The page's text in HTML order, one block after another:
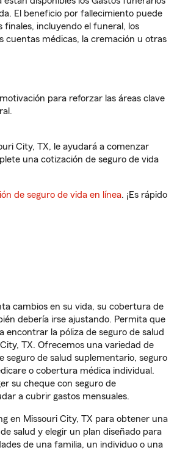
El beneficio por fallecimiento puede
finales, incluyendo el funeral, los
cuentas médicas, la cremación u otras
para reforzar las áreas clave
City, TX, le ayudará a comenzar
una cotización de seguro de vida
de seguro de vida en línea. ¡Es rápido
cambios en su vida, su cobertura de
debería irse ajustando. Permita que
encontrar la póliza de seguro de salud
TX. Ofrecemos una variedad de
seguro de salud suplementario, seguro
o cobertura médica individual.
su cheque con seguro de
a cubrir gastos mensuales.
en Missouri City, TX para obtener una
salud y elegir un plan diseñado para
de una familia, un individuo o una